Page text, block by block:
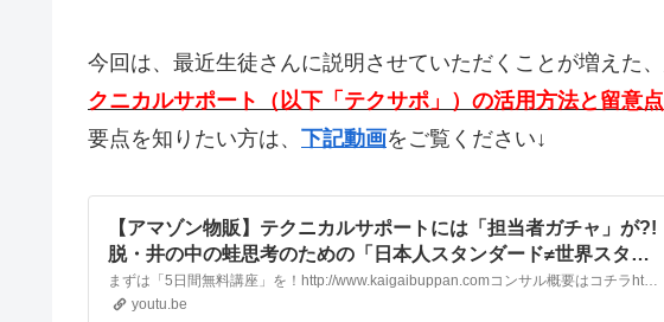
今回は、最近生徒さんに説明させていただくことが増えた、
クニカルサポート（以下「テクサポ」）の活用方法と留意点
要点を知りたい方は、 下記動画をご覧ください↓
【アマゾン物販】テクニカルサポートには「担当者ガチャ」が?!
脱・井の中の蛙思考のための「日本人スタンダード≠世界スタン
ダード」について【中国アリババ→米国アマゾン】
まずは「5日間無料講座」を！http://www.kaigaibuppan.comコンサル概要はコチラhttps://www.kaigaibuppan.com/consultingコンサルお問い合わせ（電話相談など）はコチラhttps://www.kaigaibuppan.com/contact無料講座にご登録下…
youtu.be